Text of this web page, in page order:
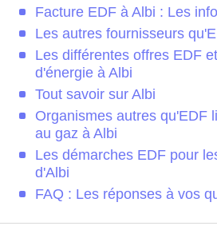
Facture EDF à Albi : Les
Les autres fournisseurs
Les différentes offres EDF
d'énergie à Albi
Tout savoir sur Albi
Organismes autres qu'EDF
au gaz à Albi
Les démarches EDF pour
d'Albi
FAQ : Les réponses à vos